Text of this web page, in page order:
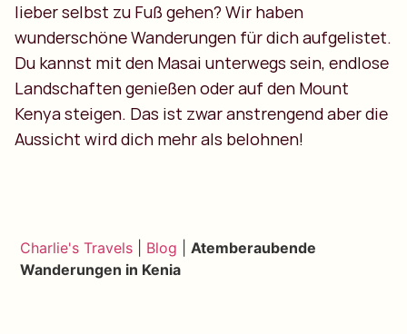
lieber selbst zu Fuß gehen? Wir haben
wunderschöne Wanderungen für dich aufgelistet.
Du kannst mit den Masai unterwegs sein, endlose
Landschaften genießen oder auf den Mount
Kenya steigen. Das ist zwar anstrengend aber die
Aussicht wird dich mehr als belohnen!
Charlie's Travels Blog |Atemberaubende
Wanderungen in Kenia